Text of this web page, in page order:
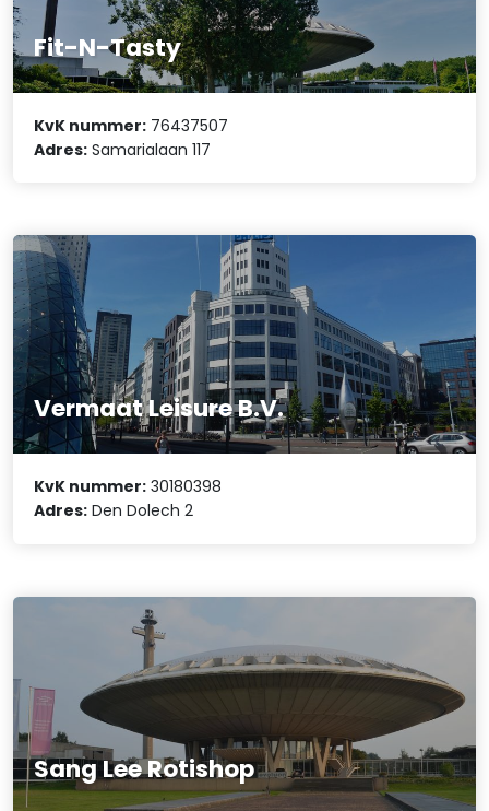
Fit-N-Tasty
KvK nummer: 76437507
Adres: Samarialaan 117
Vermaat Leisure B.V.
KvK nummer: 30180398
Adres: Den Dolech 2
Sang Lee Rotishop